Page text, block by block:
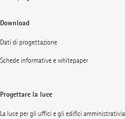
Download
Dati di progettazione
Schede informative e whitepaper
Progettare la luce
La luce per gli uffici e gli edifici amministrativia